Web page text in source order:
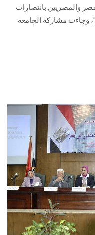
والمصريين بانتصارات
وجاءت مشاركة الجامعة